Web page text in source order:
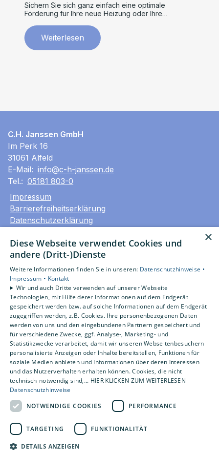
Sichern Sie sich ganz einfach eine optimale
Förderung für Ihre neue Heizung oder Ihre
Weiterlesen
C.H. Janssen GmbH
Im Perk 16
31061 Alfeld
E-Mail: info@c-h-janssen.de
Tel.: 05181 803-0
Impressum
Barrierefreiheitserklärung
Datenschutzerklärung
Unsere Bereiche
Privatkunden
Gewerbekunden
Karriere
Unternehmen
Kontakt
Um externe HTML-Inhalte anzuzeigen, benötigen
wir Ihre Einwilligung.
Weitere Informationen finden Sie in unserer
Datenschutzerklärung.
Cookie-Einstellungen öffnen
×
Diese Webseite verwendet Cookies und
andere (Dritt-)Dienste
Weitere Informationen finden Sie in unseren: Datenschutzhinweise •
Impressum • Kontakt
Wir und auch Dritte verwenden auf unserer Webseite
Technologien, mit Hilfe derer Informationen auf dem Endgerät
gespeichert werden bzw. auf solche Informationen auf dem Endgerät
zugegriffen werden, z.B. Cookies. Ihre personenbezogenen Daten
werden von uns und den eingebundenen Partnern gespeichert und
für verschiedene Zwecke, ggf. Analyse-, Marketing- und
Statistikzwecke verarbeitet, damit wir unseren Webseitenbesuchern
personalisierte Anzeigen oder Inhalte bereitstellen, Funktionen für
soziale Medien anbieten und Informationen über deren Interessen
und das Nutzerverhalten erhalten können. Cookies, die nicht
technisch-notwendig sind,... HIER KLICKEN ZUM WEITERLESEN
Datenschutzhinweise
NOTWENDIGE COOKIES
PERFORMANCE
TARGETING FUNKTIONALITÄT
DETAILS ANZEIGEN